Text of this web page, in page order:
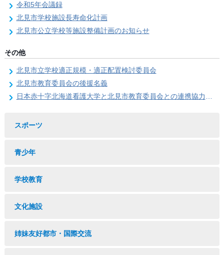
令和5年会議録
北見市学校施設長寿命化計画
北見市公立学校等施設整備計画のお知らせ
その他
北見市立学校適正規模・適正配置検討委員会
北見市教育委員会の後援名義
日本赤十字北海道看護大学と北見市教育委員会との連携協力に関する協定の締結
スポーツ
青少年
学校教育
文化施設
姉妹友好都市・国際交流